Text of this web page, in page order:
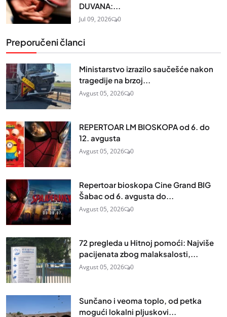
DUVANA:...
Jul 09, 2026 0
Preporučeni članci
Ministarstvo izrazilo saučešće nakon
tragedije na brzoj...
Avgust 05, 2026 0
REPERTOAR LM BIOSKOPA od 6. do
12. avgusta
Avgust 05, 2026 0
Repertoar bioskopa Cine Grand BIG
Šabac od 6. avgusta do...
Avgust 05, 2026 0
72 pregleda u Hitnoj pomoći: Najviše
pacijenata zbog malaksalosti,...
Avgust 05, 2026 0
Sunčano i veoma toplo, od petka
mogući lokalni pljuskovi...